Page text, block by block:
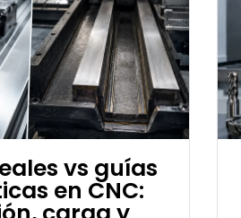
vs guías
en CNC: